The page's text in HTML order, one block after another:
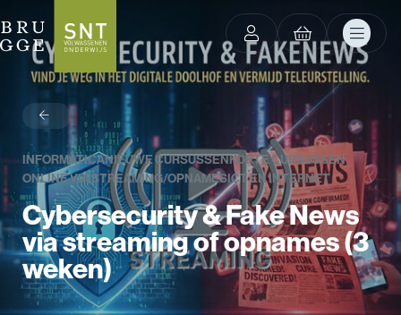
terug
INFORMATICANIEUWE CURSUSSENKORTE CURSUSSEN
ONLINE VIA STREAMING/OPNAMESICT EN INTERNET
Cybersecurity & Fake News
via streaming of opnames (3
weken)